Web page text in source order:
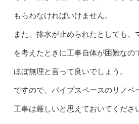
もらわなければいけません。
また、排水が止められたとしても、
を考えたときに工事自体が困難なの
ほぼ無理と言って良いでしょう。
ですので、パイプスペースのリノベ
工事は厳しいと思えておいてくださ